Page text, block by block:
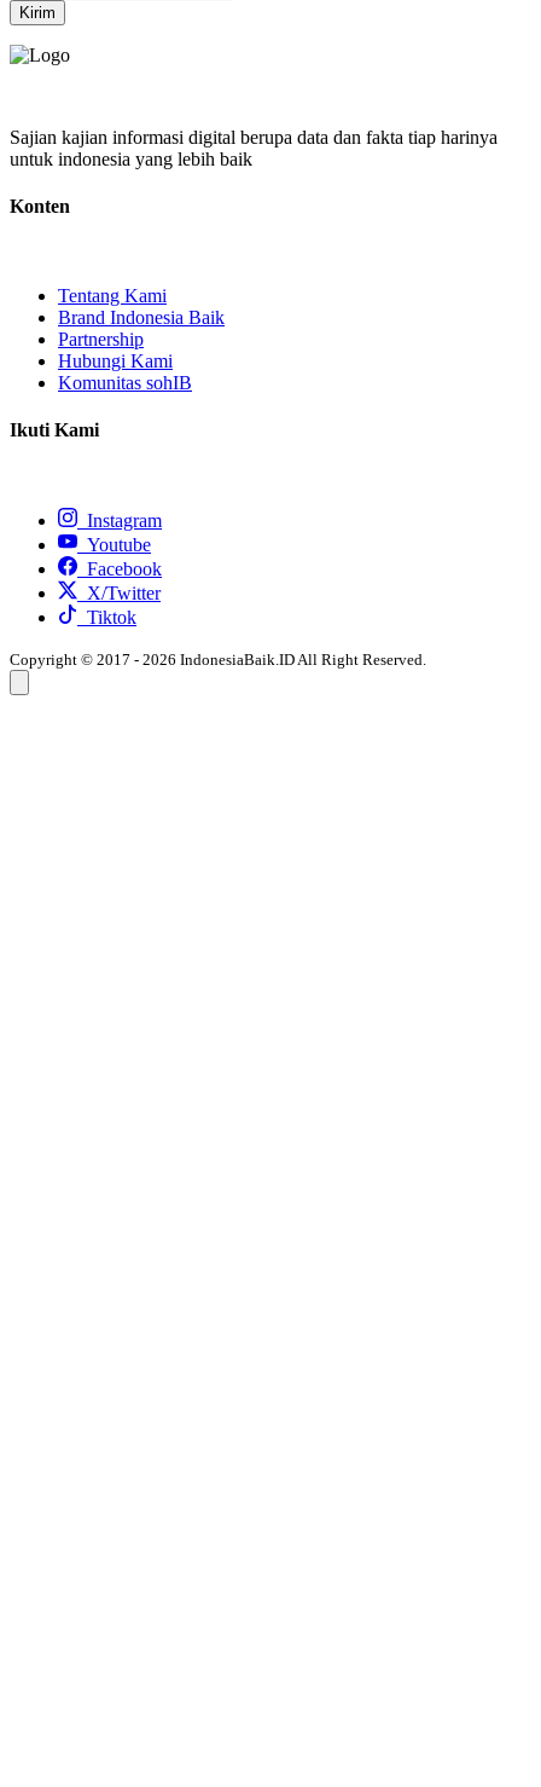
Kirim
Sajian kajian informasi digital berupa data dan fakta tiap harinya
untuk indonesia yang lebih baik
Konten
Tentang Kami
Brand Indonesia Baik
Partnership
Hubungi Kami
Komunitas sohIB
Ikuti Kami
Instagram
Youtube
Facebook
X/Twitter
Tiktok
Copyright © 2017 - 2026 IndonesiaBaik.ID All Right Reserved.